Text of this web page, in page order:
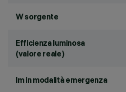
W sorgente
Efficienza luminosa
(valore reale)
lm in modalità emergenza